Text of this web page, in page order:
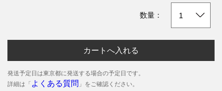
数量：
カートへ入れる
発送予定日は東京都に発送する場合の予定日です。
詳細は「 よくある質問 」をご確認ください。